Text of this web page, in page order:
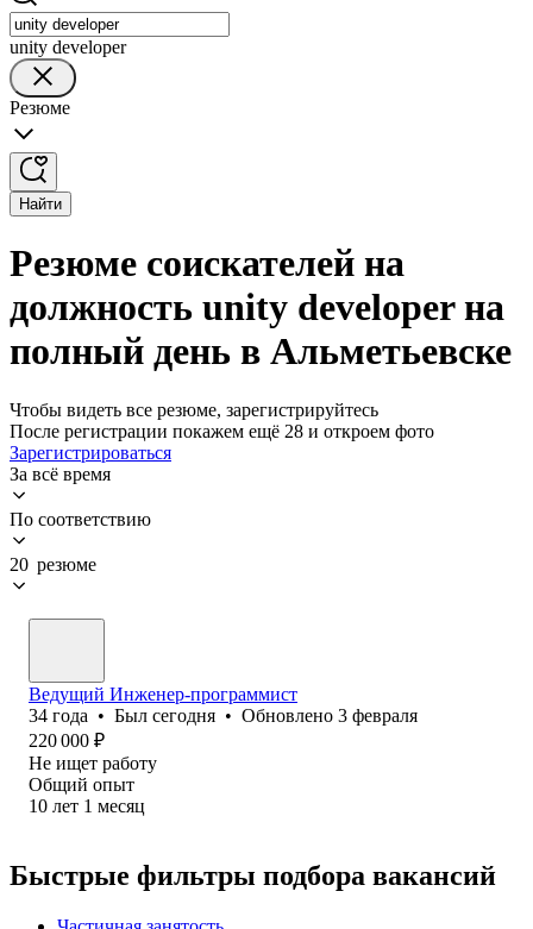
unity developer
Резюме
Найти
Резюме соискателей на
должность unity developer на
полный день в Альметьевске
Чтобы видеть все резюме, зарегистрируйтесь
После регистрации покажем ещё 28 и откроем фото
Зарегистрироваться
За всё время
По соответствию
20 резюме
Ведущий Инженер-программист
34 года • Был сегодня • Обновлено 3 февраля
220 000 ₽
Не ищет работу
Общий опыт
10 лет 1 месяц
Быстрые фильтры подбора вакансий